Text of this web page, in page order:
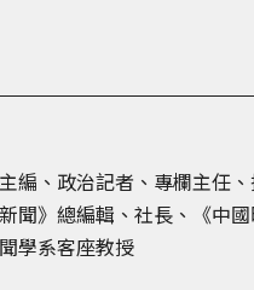
編、政治記者、專欄主任
聞》總編輯、社長、《中國
學系客座教授